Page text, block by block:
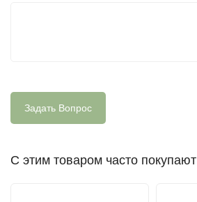
С этим товаром часто покупают